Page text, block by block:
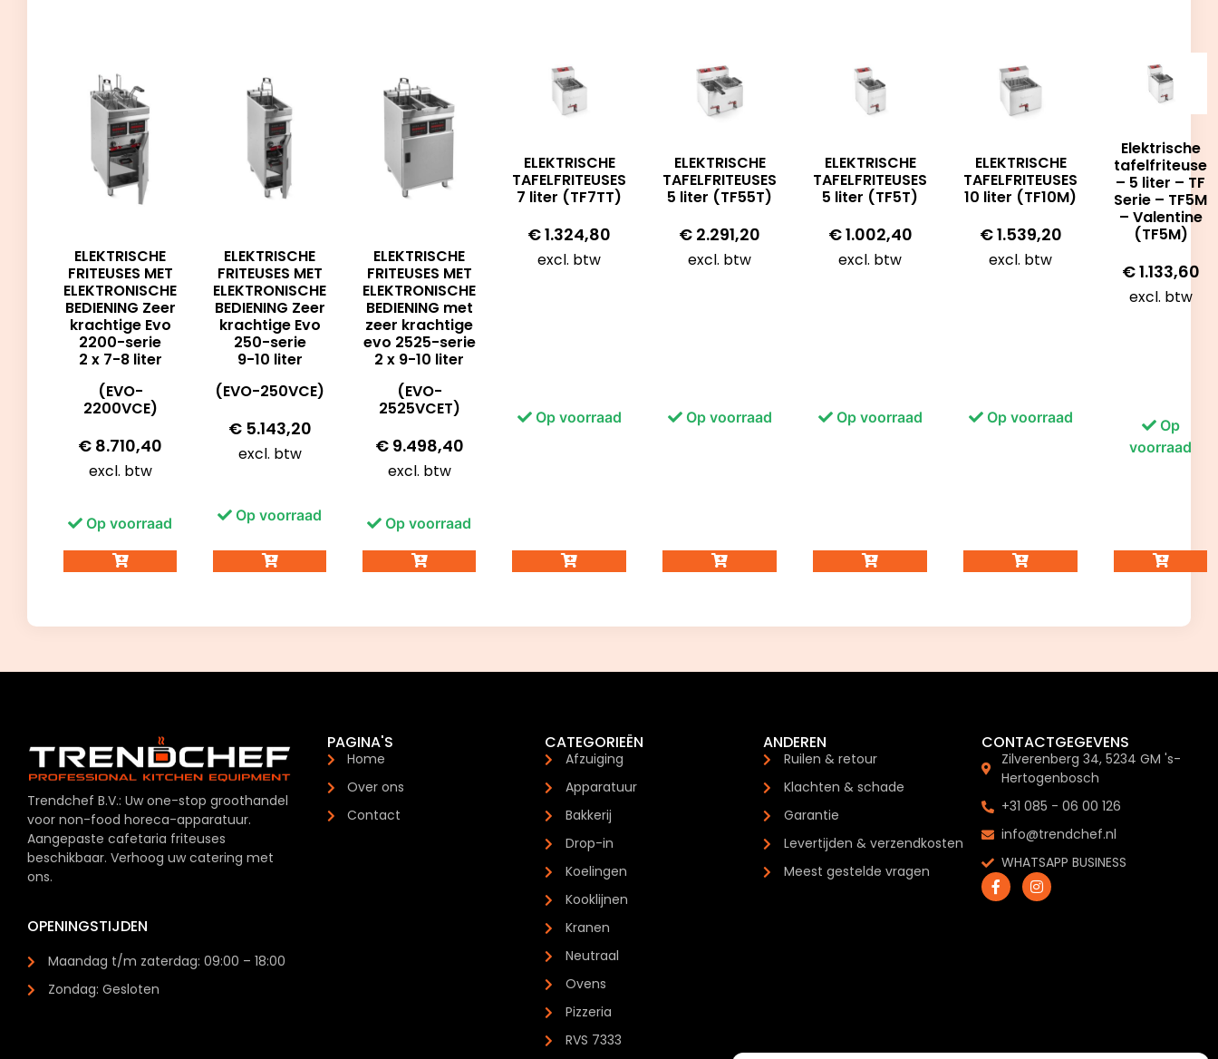
ELEKTRISCHE
FRITEUSES MET
ELEKTRONISCHE
BEDIENING Zeer
krachtige Evo
2200-serie
2 x 7-8 liter
(EVO-
2200VCE)
€ 8.710,40
excl. btw
Op voorraad
ELEKTRISCHE
FRITEUSES MET
ELEKTRONISCHE
BEDIENING Zeer
krachtige Evo
250-serie
9-10 liter
(EVO-250VCE)
€5.143,20
excl. btw
Op voorraad
ELEKTRISCHE
FRITEUSES MET
ELEKTRONISCHE
BEDIENING met
zeer krachtige
evo 2525-serie
2 x 9-10 liter
(EVO-
2525VCET)
€9.498,40
excl. btw
Op voorraad
ELEKTRISCHE
TAFELFRITEUSES
7 liter (TF7TT)
€1.324,80
excl. btw
Op voorraad
ELEKTRISCHE
TAFELFRITEUSES
5 liter (TF55T)
€ 2.291,20
excl. btw
Op voorraad
ELEKTRISCHE
TAFELFRITEUSES
5 liter (TF5T)
€1.002,40
excl. btw
Op voorraad
ELEKTRISCHE
TAFELFRITEUSES
10 liter (TF10M)
€1.539,20
excl. btw
Op voorraad
Elektrische
tafelfriteuse
– 5 liter – TF
Serie – TF5M
– Valentine
(TF5M)
€1.133,60
excl. btw
Op
voorraad
Trendchef B.V.: Uw one-stop groothandel
voor non-food horeca-apparatuur.
Aangepaste cafetaria friteuses
beschikbaar. Verhoog uw catering met
ons.
OPENINGSTIJDEN
Maandag t/m zaterdag: 09:00 – 18:00
Zondag: Gesloten
PAGINA'S
Home
Over ons
Contact
CATEGORIEËN
Afzuiging
Apparatuur
Bakkerij
Drop-in
Koelingen
Kooklijnen
Kranen
Neutraal
Ovens
Pizzeria
RVS 7333
ANDEREN
Ruilen & retour
Klachten & schade
Garantie
Levertijden & verzendkosten
Meest gestelde vragen
CONTACTGEGEVENS
Zilverenberg 34, 5234 GM 's-
Hertogenbosch
+31 085 - 06 00 126
info@trendchef.nl
WHATSAPP BUSINESS